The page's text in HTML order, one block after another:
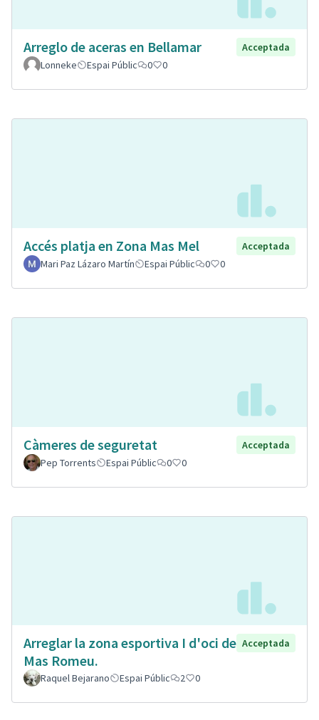
Arreglo de aceras en Bellamar
Acceptada
Lonneke
Espai Públic 0 0
Accés platja en Zona Mas Mel
Acceptada
Mari Paz Lázaro Martín
Espai Públic 0 0
Càmeres de seguretat
Acceptada
Pep Torrents
Espai Públic 0 0
Arreglar la zona esportiva I d'oci de
Mas Romeu.
Acceptada
Raquel Bejarano Espai Públic 2 0